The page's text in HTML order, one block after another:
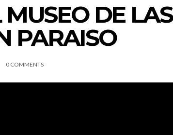
DE LAS
PARAISO
0 COMMENTS